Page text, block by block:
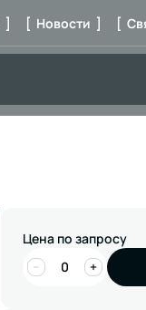
] [ Новости ] [
Цена по запросу
−
+